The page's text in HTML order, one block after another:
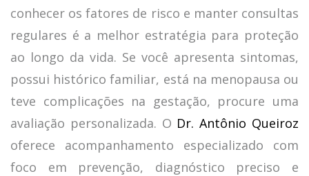
conhecer os fatores de risco e manter consultas
regulares é a melhor estratégia para proteção
ao longo da vida. Se você apresenta sintomas,
possui histórico familiar, está na menopausa ou
teve complicações na gestação, procure uma
avaliação personalizada. O Dr. Antônio Queiroz
oferece acompanhamento especializado com
foco em prevenção, diagnóstico preciso e